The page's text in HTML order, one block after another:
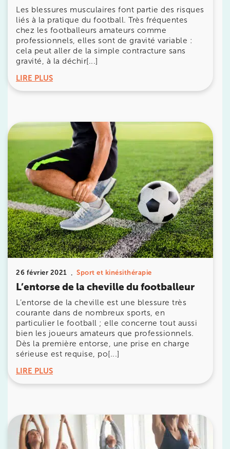
Les blessures musculaires font partie des risques
liés à la pratique du football. Très fréquentes
chez les footballeurs amateurs comme
professionnels, elles sont de gravité variable :
cela peut aller de la simple contracture sans
gravité, à la déchir[...]
LIRE PLUS
26 février 2021 Sport et kinésithérapie
L’entorse de la cheville du footballeur
L’entorse de la cheville est une blessure très
courante dans de nombreux sports, en
particulier le football ; elle concerne tout aussi
bien les joueurs amateurs que professionnels.
Dès la première entorse, une prise en charge
sérieuse est requise, po[...]
LIRE PLUS
IK PARIS 6 – CASSETTE
1 Rue Cassette 75006 Paris
1 Rue Cassette 75006 Paris
01 42 84 06 95
Prenez RDV sur
IK BOULOGNE
3 Av. André Morizet 92100 Boulogne-
Billancourt
3 Av. André Morizet 92100 Boulogne-Billancourt
01 48 25 34 79
Prenez RDV sur
Prenez RDV sur
IK CHÂTENAY-MALABRY
380 Av. de la Division Leclerc 92290
Châtenay-Malabry
380 Av. de la Division Leclerc 92290 Châtenay-
01 43 50 05 24
Prenez RDV sur
Prenez RDV sur
68 Av. de Villiers 75017 Paris
01 44 90 90 40
Prenez RDV sur